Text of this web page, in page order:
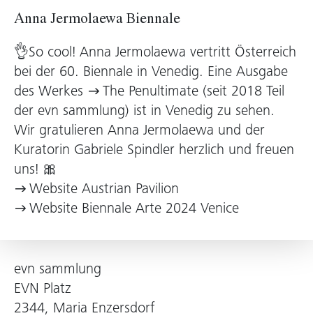
Anna Jermolaewa Biennale
👌So cool! Anna Jermolaewa vertritt Österreich
bei der 60. Biennale in Venedig. Eine Ausgabe
des Werkes
The Penultimate (seit 2018 Teil
der evn sammlung) ist in Venedig zu sehen.
Wir gratulieren Anna Jermolaewa und der
Kuratorin Gabriele Spindler herzlich und freuen
uns! 🎀
Website Austrian Pavilion
Website Biennale Arte 2024 Venice
evn sammlung
EVN Platz
2344, Maria Enzersdorf